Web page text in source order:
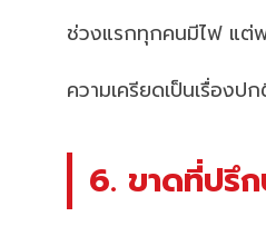
ช่วงแรกทุกคนมีไฟ แต่
ความเครียดเป็นเรื่อง
6. ขาดที่ปรึ